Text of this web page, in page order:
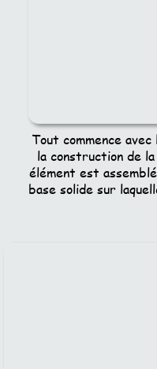
Tout commence
la construction de
élément est
base solide sur